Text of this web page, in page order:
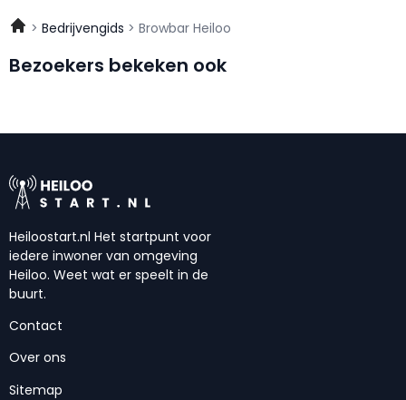
Bedrijvengids Browbar Heiloo
Bezoekers bekeken ook
Heiloostart.nl Het startpunt voor
iedere inwoner van omgeving
Heiloo. Weet wat er speelt in de
buurt.
Contact
Over ons
Sitemap